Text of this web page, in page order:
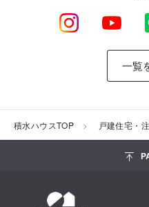
一覧
積水ハウスTOP 戸建住宅・